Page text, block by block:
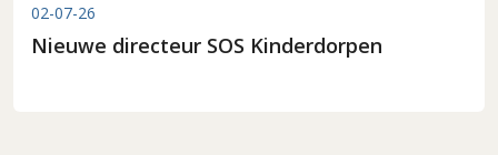
02-07-26
Nieuwe directeur SOS Kinderdorpen